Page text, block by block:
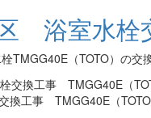
浴室水栓
TMGG40E（TOTO）の交
工事 TMGG40E（TOTO